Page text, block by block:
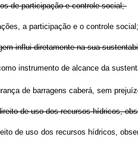
de participação e controle social;
a participação e o controle
influi diretamente na sua
instrumento de alcance da
de barragens caberá, sem
de uso dos recursos hídricos,
de uso dos recursos hídricos,